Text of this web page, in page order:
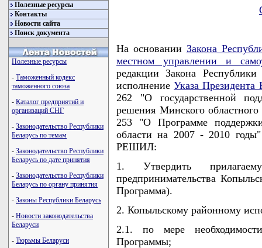
Полезные ресурсы
Контакты
Новости сайта
Поиск документа
Полезные ресурсы
- Таможенный кодекс
таможенного союза
- Каталог предприятий и
организаций СНГ
- Законодательство Республики
Беларусь по темам
- Законодательство Республики
Беларусь по дате принятия
- Законодательство Республики
Беларусь по органу принятия
- Законы Республики Беларусь
- Новости законодательства
Беларуси
- Тюрьмы Беларуси
На основании Закона
местном управлении и
редакции Закона
исполнениеУказа Президента
262 "О государственной
решения Минского
253 "О Программе
области на 2007 - 2010
РЕШИЛ:
1. Утвердить
предпринимательства
Программа).
2. Копыльскому районному
2.1. по мере
Программы;